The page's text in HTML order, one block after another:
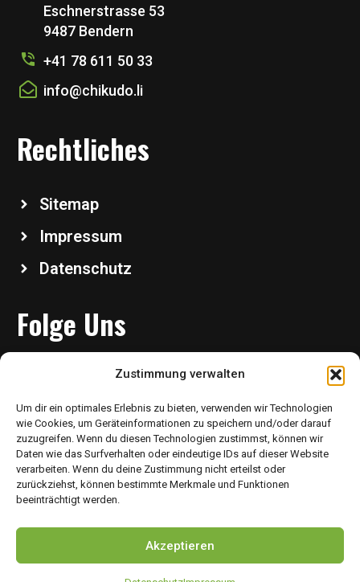
Zustimmung verwalten
Um dir ein optimales Erlebnis zu bieten, verwenden wir Technologien
wie Cookies, um Geräteinformationen zu speichern und/oder darauf
zuzugreifen. Wenn du diesen Technologien zustimmst, können wir
Daten wie das Surfverhalten oder eindeutige IDs auf dieser Website
verarbeiten. Wenn du deine Zustimmung nicht erteilst oder
zurückziehst, können bestimmte Merkmale und Funktionen
beeinträchtigt werden.
Akzeptieren
Eschnerstrasse 53
9487 Bendern
+41 78 611 50 33
info@chikudo.li
Rechtliches
Sitemap
Impressum
Datenschutz
Folge Uns
Copyright 2026 @ Chikudo Martial Arts – All Rights